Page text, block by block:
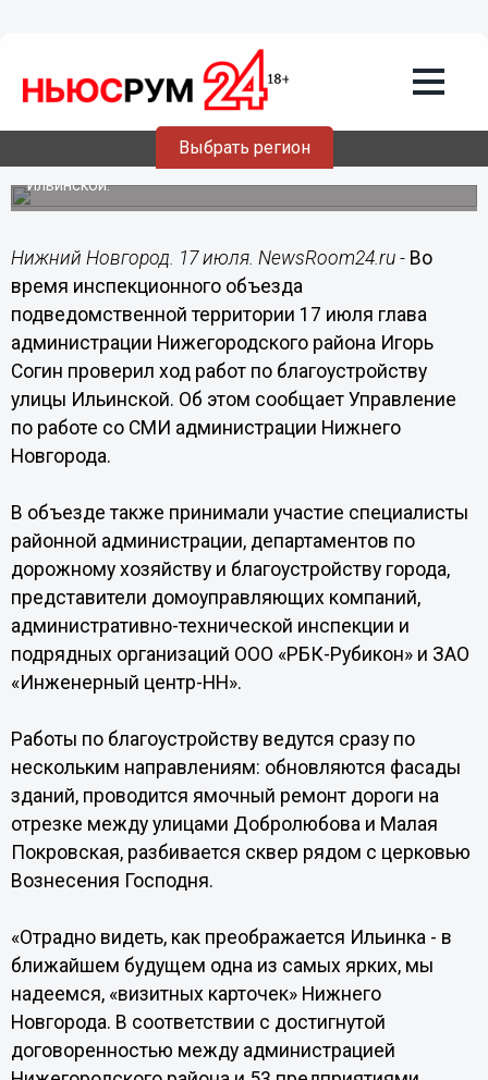
Выбрать регион
Ильинка - одна из самых ярких
«визитных карточек» Нижнего
Новгорода, - Согин
Глава администрации Нижегородского района
проинспектировал ход работ по благоустройству улицы
Ильинской.
Нижний Новгород. 17 июля. NewsRoom24.ru - Во
время инспекционного объезда
подведомственной территории 17 июля глава
администрации Нижегородского района Игорь
Согин проверил ход работ по благоустройству
улицы Ильинской. Об этом сообщает Управление
по работе со СМИ администрации Нижнего
Новгорода.
В объезде также принимали участие специалисты
районной администрации, департаментов по
дорожному хозяйству и благоустройству города,
представители домоуправляющих компаний,
административно-технической инспекции и
подрядных организаций ООО «РБК-Рубикон» и ЗАО
«Инженерный центр-НН».
Работы по благоустройству ведутся сразу по
нескольким направлениям: обновляются фасады
зданий, проводится ямочный ремонт дороги на
отрезке между улицами Добролюбова и Малая
Покровская, разбивается сквер рядом с церковью
Вознесения Господня.
«Отрадно видеть, как преображается Ильинка - в
ближайшем будущем одна из самых ярких, мы
надеемся, «визитных карточек» Нижнего
Новгорода. В соответствии с достигнутой
договоренностью между администрацией